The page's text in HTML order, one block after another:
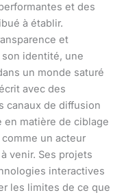
et des
à établir.
et
identité, une
un monde saturé
avec des
canaux de diffusion
en matière de ciblage
un acteur
venir. Ses projets
interactives
les limites de ce que